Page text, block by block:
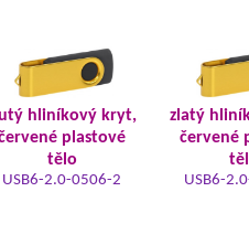
hliníkový kryt,
plastové
tělo
USB6-2.0-0506-2
zlatý
červené
USB6-